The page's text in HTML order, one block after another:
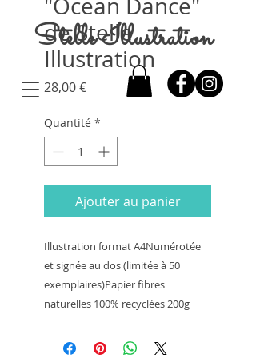
Stelle Illustration
de Stelle
Illustration
28,00 €Prix
Quantité *
Ajouter au panier
Illustration format A4Numérotée
et signée au dos (limitée à 50
exemplaires)Papier fibres
naturelles 100% recyclées 200g